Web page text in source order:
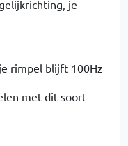
je
rimpel blijft 100Hz
met dit soort